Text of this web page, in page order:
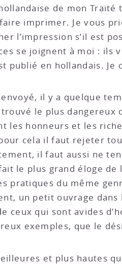
de mon
imprimer. Je vous
l’impression s’il est
se joignent à moi :
publié en hollandais.
envoyé, il y a quelque
trouvé le plus
les honneurs et les
cela il faut rejeter
il faut aussi ne
le plus grand éloge de
pratiques du même
un petit ouvrage
ceux qui sont avides
exemples, que le
et plus hautes